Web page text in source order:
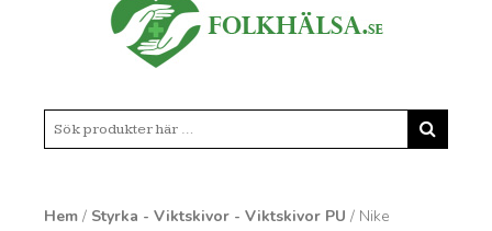
Hem / Styrka - Viktskivor - Viktskivor PU / Nike